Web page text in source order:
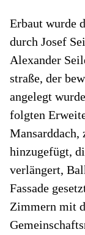
Erbaut wurde
durch Josef
Alexander
straße, der
angelegt
folgten
Mansarddach,
hinzugefügt,
verlängert,
Fassade
Zimmern mit